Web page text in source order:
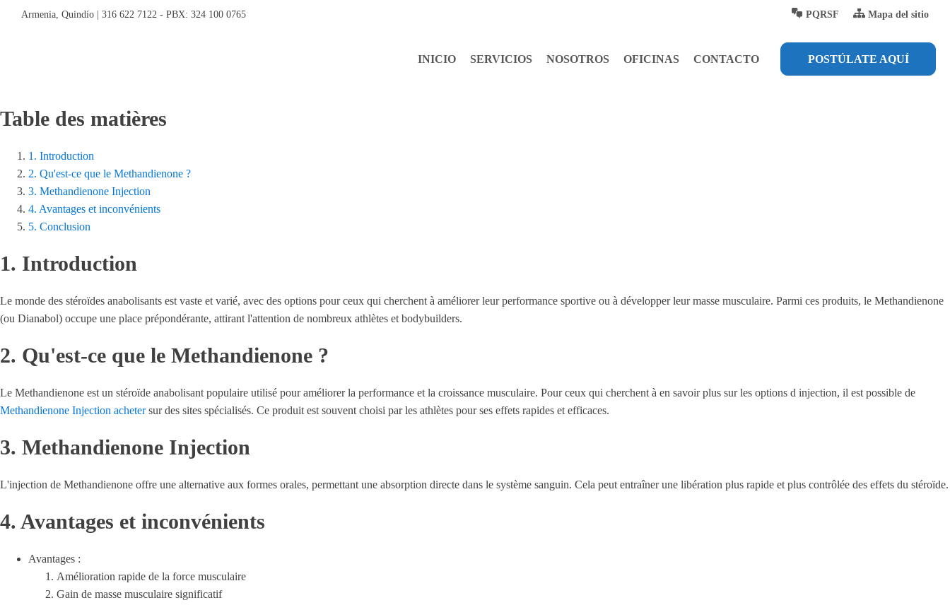
Armenia, Quindío | 316 622 7122 - PBX: 324 100 0765 PQRSF Mapa del sitio
INICIO SERVICIOS NOSOTROS OFICINAS CONTACTO POSTÚLATE AQUÍ
Table des matières
1. Introduction
2. Qu'est-ce que le Methandienone ?
3. Methandienone Injection
4. Avantages et inconvénients
5. Conclusion
1. Introduction
Le monde des stéroïdes anabolisants est vaste et varié, avec des options pour ceux qui cherchent à améliorer leur performance sportive ou à développer leur masse musculaire. Parmi ces produits, le Methandienone
(ou Dianabol) occupe une place prépondérante, attirant l'attention de nombreux athlètes et bodybuilders.
2. Qu'est-ce que le Methandienone ?
Le Methandienone est un stéroïde anabolisant populaire utilisé pour améliorer la performance et la croissance musculaire. Pour ceux qui cherchent à en savoir plus sur les options d injection, il est possible de
Methandienone Injection achetersur des sites spécialisés. Ce produit est souvent choisi par les athlètes pour ses effets rapides et efficaces.
3. Methandienone Injection
L'injection de Methandienone offre une alternative aux formes orales, permettant une absorption directe dans le système sanguin. Cela peut entraîner une libération plus rapide et plus contrôlée des effets du stéroïde.
4. Avantages et inconvénients
Avantages :
Amélioration rapide de la force musculaire
Gain de masse musculaire significatif